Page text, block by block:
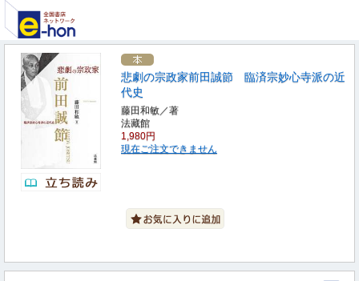
悲劇の宗政家前田誠節 臨済宗妙心寺派の近
代史
藤田和敏／著
法藏館
1,980円
現在ご注文できません